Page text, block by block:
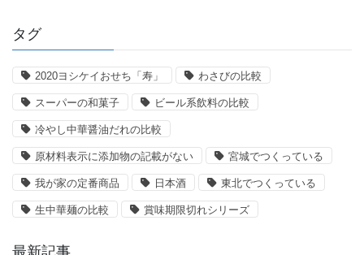
タグ
2020ヨシケイおせち「寿」 わさびの比較
スーパーの和菓子 ビール系飲料の比較
冷やし中華醤油だれの比較
原材料表示に添加物の記載がない 宮城でつくっている
我が家の定番商品 日本酒 東北でつくっている
生中華麺の比較 賞味期限切れシリーズ
最新記事